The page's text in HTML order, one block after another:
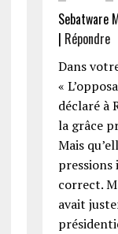
Sebatware
| Répondre
Dans
«
déclaré à
la grâce
Mais
pressions
correct.
avait